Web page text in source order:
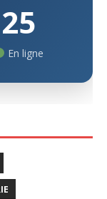
25
En ligne